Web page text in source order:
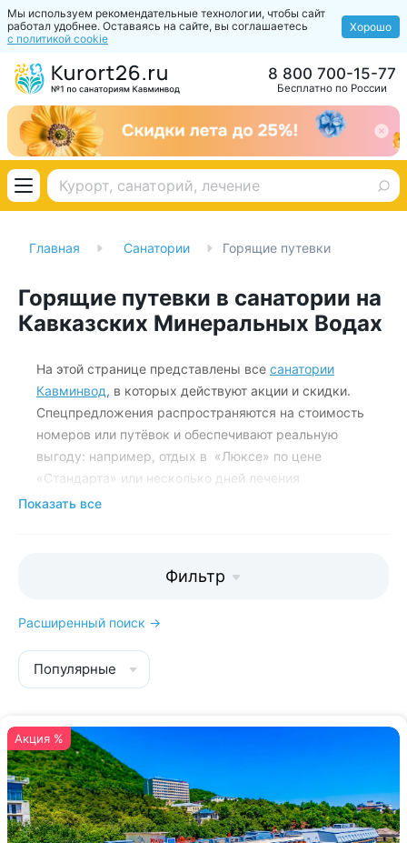
Мы используем рекомендательные технологии, чтобы сайт
работал удобнее. Оставаясь на сайте, вы соглашаетесь
с политикой cookie
Хорошо
Бесплатно по России
8 800 700-15-77
Главная Санатории Горящие путевки
Горящие путевки в санатории на
Кавказских Минеральных Водах
На этой странице представлены все санатории
Кавминвод, в которых действуют акции и скидки.
Спецпредложения распространяются на стоимость
номеров или путёвок и обеспечивают реальную
выгоду: например, отдых в «Люксе» по цене
«Стандарта» или несколько дней лечения
бесплатно.
надписью «Высокий спрос». Места в этих
разместили их в данном разделе.
Менеджеры Kurort26.ru подробно
расскажут вам о каждой акции,
трансфер и скидки на
экскурсии:8 800 700-15-77
консультация бесплатны.
Показать все
Фильтр
Расширенный поиск →
Популярные
Акция %